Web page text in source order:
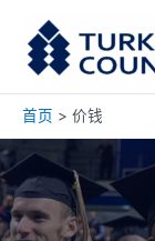
首页 价钱